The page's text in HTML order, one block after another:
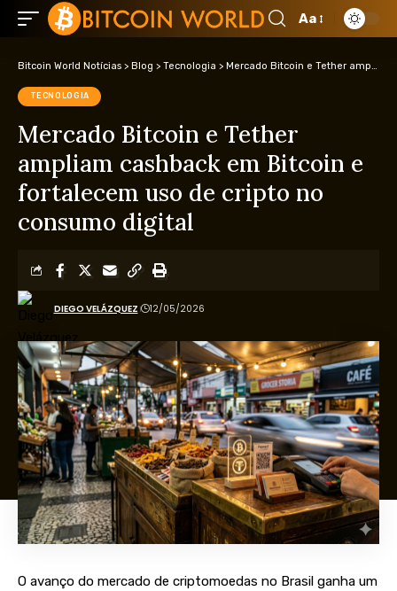
Aa
Bitcoin World Notícias > Blog > Tecnologia > Mercado Bitcoin e Tether ampliam cashback em Bitcoin e fortalecem uso de cripto no consumo digital
TECNOLOGIA
Mercado Bitcoin e Tether
ampliam cashback em Bitcoin e
fortalecem uso de cripto no
consumo digital
DIEGO VELÁZQUEZ 12/05/2026
O avanço do mercado de criptomoedas no Brasil ganha um